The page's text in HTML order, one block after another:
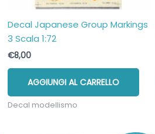
Decal Japanese Group Markings
3 Scala 1:72
€8,00
AGGIUNGI AL CARRELLO
Decal modellismo